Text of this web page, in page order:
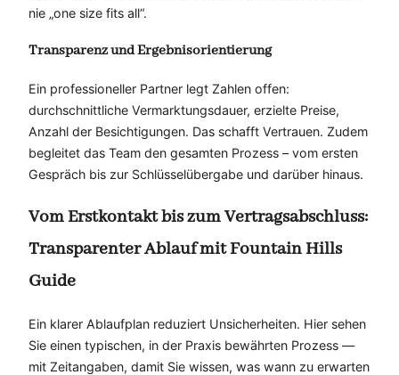
nie „one size fits all“.
Transparenz und Ergebnisorientierung
Ein professioneller Partner legt Zahlen offen:
durchschnittliche Vermarktungsdauer, erzielte Preise,
Anzahl der Besichtigungen. Das schafft Vertrauen. Zudem
begleitet das Team den gesamten Prozess – vom ersten
Gespräch bis zur Schlüsselübergabe und darüber hinaus.
Vom Erstkontakt bis zum Vertragsabschluss:
Transparenter Ablauf mit Fountain Hills
Guide
Ein klarer Ablaufplan reduziert Unsicherheiten. Hier sehen
Sie einen typischen, in der Praxis bewährten Prozess —
mit Zeitangaben, damit Sie wissen, was wann zu erwarten